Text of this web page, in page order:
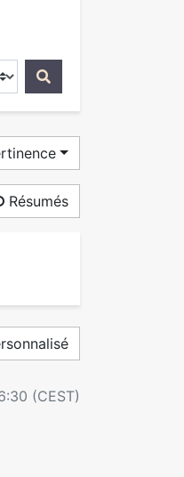
Résumés
(CEST)